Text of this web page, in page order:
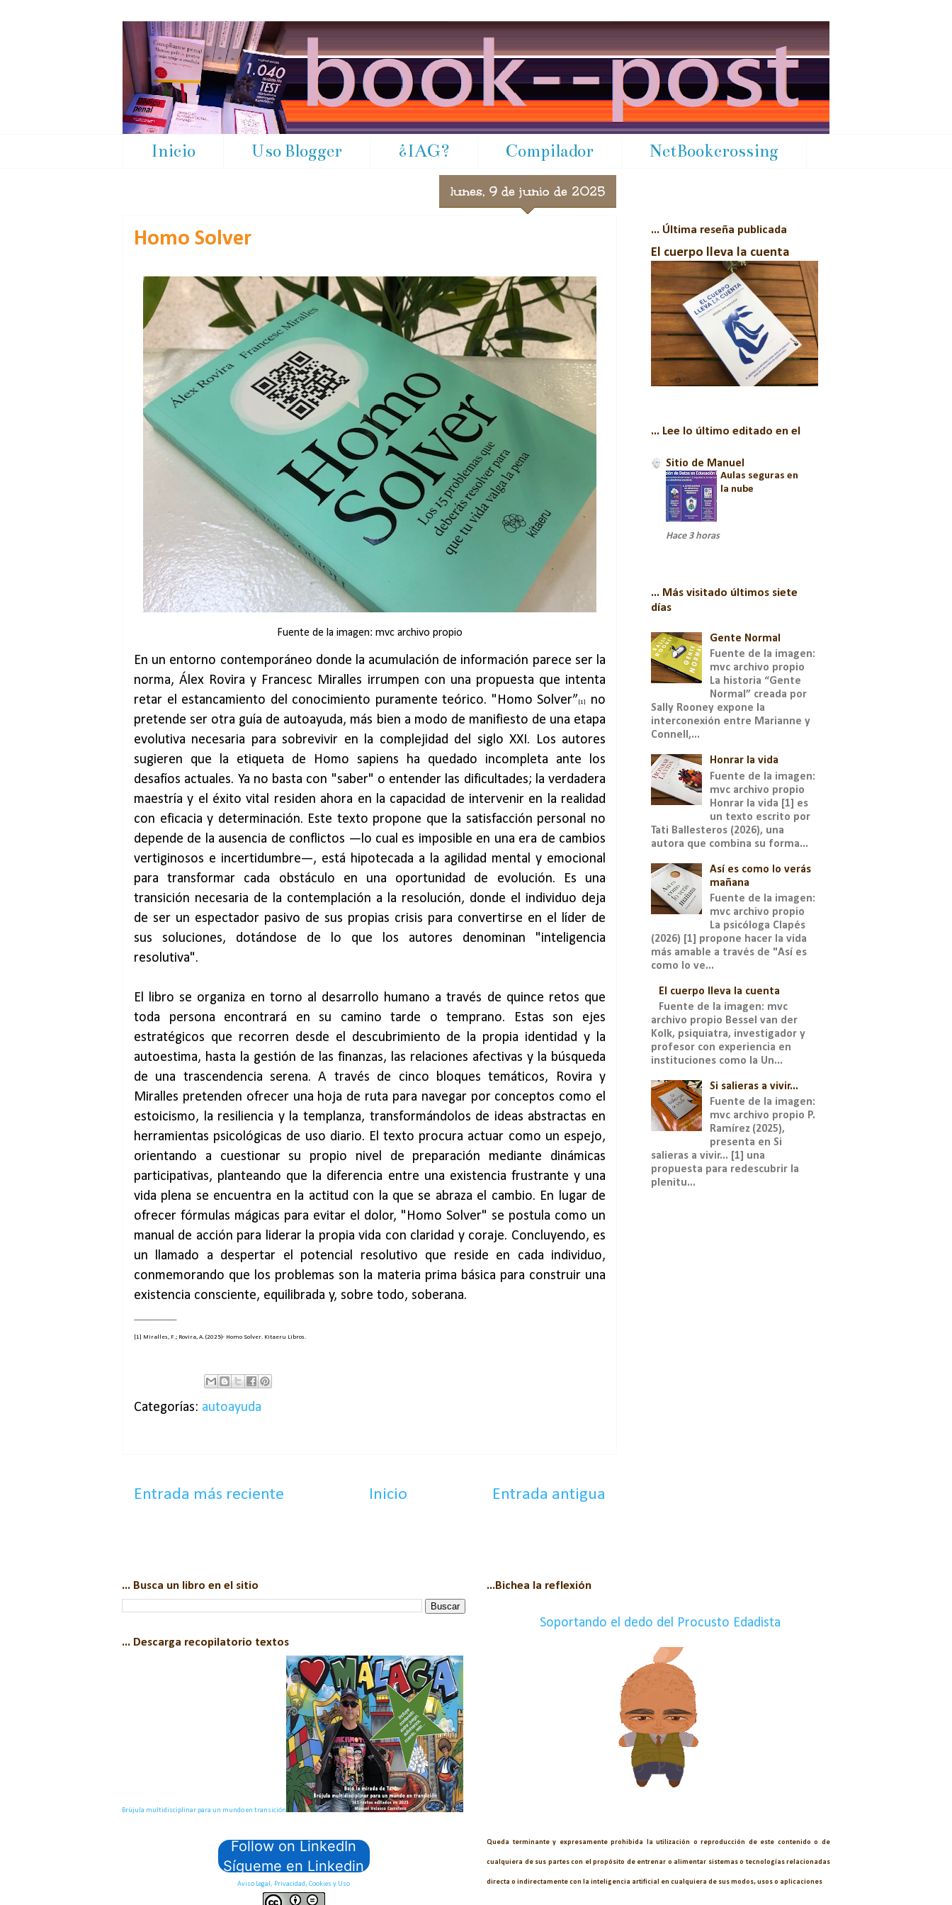
Inicio Uso Blogger ¿IAG? Compilador NetBookcrossing
lunes, 9 de junio de 2025
Homo Solver
Fuente de la imagen: mvc archivo propio
En un entorno contemporáneo donde la acumulación de información parece ser la
norma, Álex Rovira y Francesc Miralles irrumpen con una propuesta que intenta
retar el estancamiento del conocimiento puramente teórico. "Homo Solver” [1]
no
pretende ser otra guía de autoayuda, más bien a modo de manifiesto de una etapa
evolutiva necesaria para sobrevivir en la complejidad del siglo XXI. Los autores
sugieren que la etiqueta de Homo sapiens ha quedado incompleta ante los
desafíos actuales. Ya no basta con "saber" o entender las dificultades; la verdadera
maestría y el éxito vital residen ahora en la capacidad de intervenir en la realidad
con eficacia y determinación. Este texto propone que la satisfacción personal no
depende de la ausencia de conflictos —lo cual es imposible en una era de cambios
vertiginosos e incertidumbre—, está hipotecada a la agilidad mental y emocional
para transformar cada obstáculo en una oportunidad de evolución. Es una
transición necesaria de la contemplación a la resolución, donde el individuo deja
de ser un espectador pasivo de sus propias crisis para convertirse en el líder de
sus soluciones, dotándose de lo que los autores denominan "inteligencia
resolutiva".
El libro se organiza en torno al desarrollo humano a través de quince retos que
toda persona encontrará en su camino tarde o temprano. Estas son ejes
estratégicos que recorren desde el descubrimiento de la propia identidad y la
autoestima, hasta la gestión de las finanzas, las relaciones afectivas y la búsqueda
de una trascendencia serena. A través de cinco bloques temáticos, Rovira y
Miralles pretenden ofrecer una hoja de ruta para navegar por conceptos como el
estoicismo, la resiliencia y la templanza, transformándolos de ideas abstractas en
herramientas psicológicas de uso diario. El texto procura actuar como un espejo,
orientando a cuestionar su propio nivel de preparación mediante dinámicas
participativas, planteando que la diferencia entre una existencia frustrante y una
vida plena se encuentra en la actitud con la que se abraza el cambio. En lugar de
ofrecer fórmulas mágicas para evitar el dolor, "Homo Solver" se postula como un
manual de acción para liderar la propia vida con claridad y coraje. Concluyendo, es
un llamado a despertar el potencial resolutivo que reside en cada individuo,
conmemorando que los problemas son la materia prima básica para construir una
existencia consciente, equilibrada y, sobre todo, soberana.
[1] Miralles, F.; Rovira, A. (2025)- Homo Solver. Kitaeru Libros.
Categorías: autoayuda
Entrada más reciente Entrada antigua
Inicio
... Última reseña publicada
El cuerpo lleva la cuenta
... Lee lo último editado en el
Sitio de Manuel
Aulas seguras en
la nube
Hace 3 horas
... Más visitado últimos siete
días
Gente Normal
Fuente de la imagen:
mvc archivo propio
La historia “Gente
Normal” creada por
Sally Rooney expone la
interconexión entre Marianne y
Connell,...
Honrar la vida
Fuente de la imagen:
mvc archivo propio
Honrar la vida [1] es
un texto escrito por
Tati Ballesteros (2026), una
autora que combina su forma...
Así es como lo verás
mañana
Fuente de la imagen:
mvc archivo propio
La psicóloga Clapés
(2026) [1] propone hacer la vida
más amable a través de "Así es
como lo ve...
El cuerpo lleva la cuenta
Fuente de la imagen: mvc
archivo propio Bessel van der
Kolk, psiquiatra, investigador y
profesor con experiencia en
instituciones como la Un...
Si salieras a vivir...
Fuente de la imagen:
mvc archivo propio P.
Ramírez (2025),
presenta en Si
salieras a vivir... [1] una
propuesta para redescubrir la
plenitu...
... Busca un libro en el sitio
... Descarga recopilatorio textos
Brújula multidisciplinar para un mundo en transición
Follow on LinkedIn
Sígueme en Linkedin
Aviso Legal, Privacidad, Cookies y Uso
...Bichea la reflexión
Soportando el dedo del Procusto Edadista
Queda terminante y expresamente prohibida la utilización o reproducción de este contenido o de
cualquiera de sus partes con el propósito de entrenar o alimentar sistemas o tecnologías relacionadas
directa o indirectamente con la inteligencia artificial en cualquiera de sus modos, usos o aplicaciones